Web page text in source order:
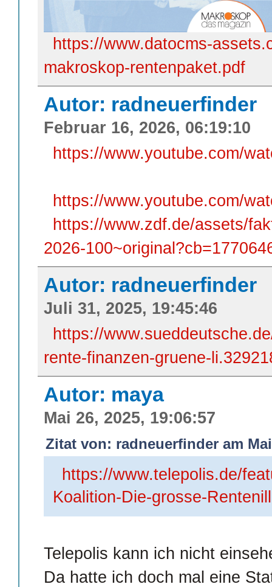
https://www.datocms-
makroskop-rentenpaket.pdf
Autor: radneuerfinder
Februar 16, 2026, 06:19:10
https://www.youtube.com/
https://www.youtube.com/
https://www.zdf.de/assets/
2026-
Autor: radneuerfinder
Juli 31, 2025, 19:45:46
https://
rente-finanzen-gruene-
Autor: maya
Mai 26, 2025, 19:06:57
Zitat von: radneuerfinder am
https://www.telepolis.de/
Koalition-Die-grosse-
Telepolis kann ich nicht
Da hatte ich doch mal eine